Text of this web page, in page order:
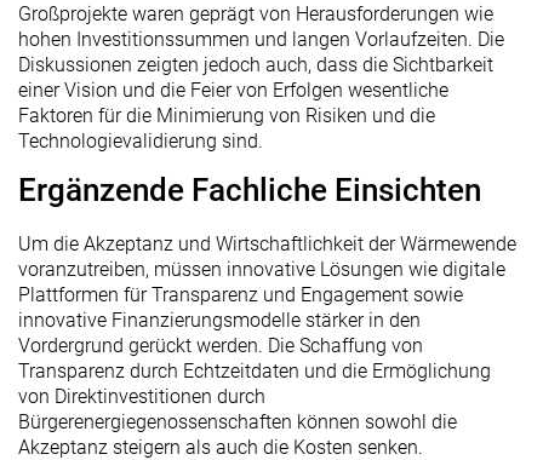
Großprojekte waren geprägt von Herausforderungen wie
hohen Investitionssummen und langen Vorlaufzeiten. Die
Diskussionen zeigten jedoch auch, dass die Sichtbarkeit
einer Vision und die Feier von Erfolgen wesentliche
Faktoren für die Minimierung von Risiken und die
Technologievalidierung sind.
Ergänzende Fachliche Einsichten
Um die Akzeptanz und Wirtschaftlichkeit der Wärmewende
voranzutreiben, müssen innovative Lösungen wie digitale
Plattformen für Transparenz und Engagement sowie
innovative Finanzierungsmodelle stärker in den
Vordergrund gerückt werden. Die Schaffung von
Transparenz durch Echtzeitdaten und die Ermöglichung
von Direktinvestitionen durch
Bürgerenergiegenossenschaften können sowohl die
Akzeptanz steigern als auch die Kosten senken.